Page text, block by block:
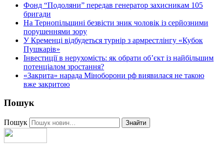
Фонд “Подоляни” передав генератор захисникам 105
бригади
На Тернопільщині безвісти зник чоловік із серйозними
порушеннями зору
У Кременці відбудеться турнір з армрестлінгу «Кубок
Пушкарів»
Інвестиції в нерухомість: як обрати об’єкт із найбільшим
потенціалом зростання?
«Закрита» нарада Міноборони рф виявилася не такою
вже закритою
Пошук
Пошук Знайти